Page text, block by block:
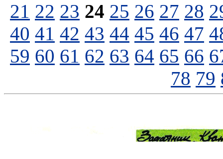
21 22 23 24 25 26 27 28
40 41 42 43 44 45 46 47
59 60 61 62 63 64 65 66
78 79